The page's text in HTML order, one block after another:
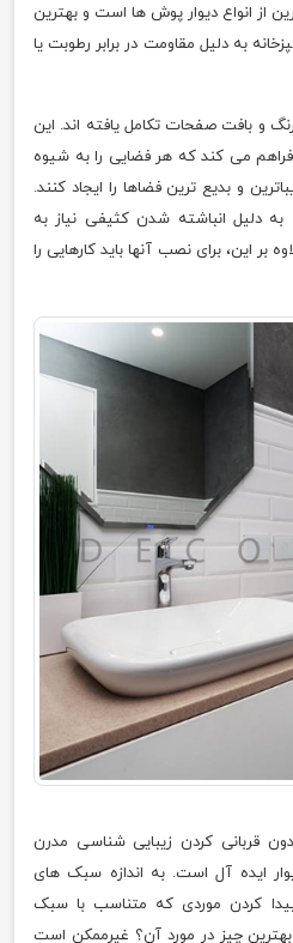
از انواع دیوار پوش ها است و بهترین
به دلیل مقاومت در برابر رطوبت یا
و بافت صفحات تکامل یافته اند. این
فراهم می کند که هر فضایی را به شیوه
و بدیع ترین فضاها را ایجاد کنند.
دلیل انباشته شدن کثیفی نیاز به
بر این، برای نصب آنها باید کارهایی را
قربانی کردن زیبایی شناسی مدرن
ایده آل است. به اندازه سبک های
پیدا کردن موردی که متناسب با سبک
چیز در مورد آن؟ غیرممکن است